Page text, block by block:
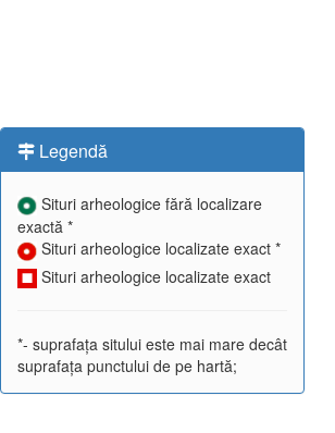
Legendă
Situri arheologice fără localizare
exactă *
Situri arheologice localizate exact *
Situri arheologice localizate exact
*- suprafața sitului este mai mare decât
suprafața punctului de pe hartă;